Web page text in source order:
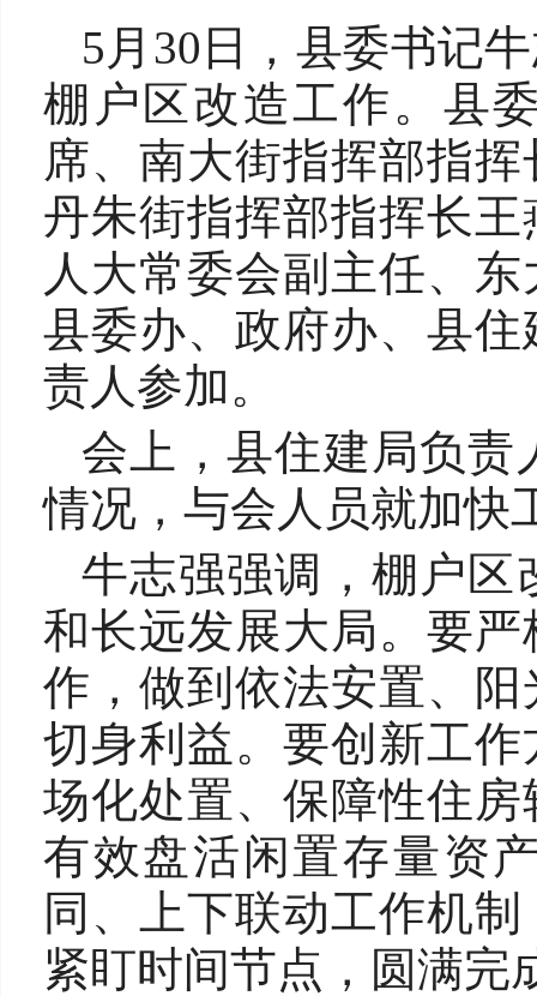
5月30日，县委书记
棚户区改造工作。县
席、南大街指挥部指
丹朱街指挥部指挥长
人大常委会副主任、
县委办、政府办、县
责人参加。
会上，县住建局负责
情况，与会人员就加快
牛志强强调，棚户区
和长远发展大局。要
作，做到依法安置、
切身利益。要创新工
场化处置、保障性住
有效盘活闲置存量资
同、上下联动工作机
紧盯时间节点，圆满完